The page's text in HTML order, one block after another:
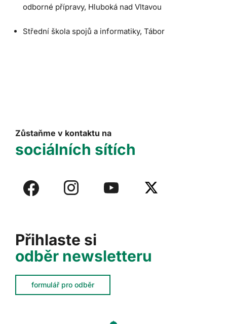
odborné přípravy, Hluboká nad Vltavou
Střední škola spojů a informatiky, Tábor
Přihlaste si
odběr newsletteru
formulář pro odběr
Zůstaňme v kontaktu na
sociálních sítích